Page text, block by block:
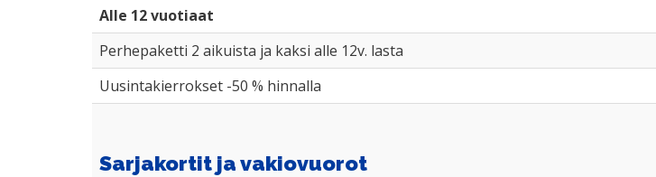
Alle 12 vuotiaat
Perhepaketti 2 aikuista ja kaksi alle 12v. lasta
Uusintakierrokset -50 % hinnalla
Sarjakortit ja vakiovuorot